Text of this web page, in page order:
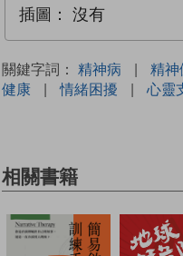
插圖：
沒有
關鍵字詞： 精神病 | 精
健康
| 情緒困擾 | 心靈
相關書籍